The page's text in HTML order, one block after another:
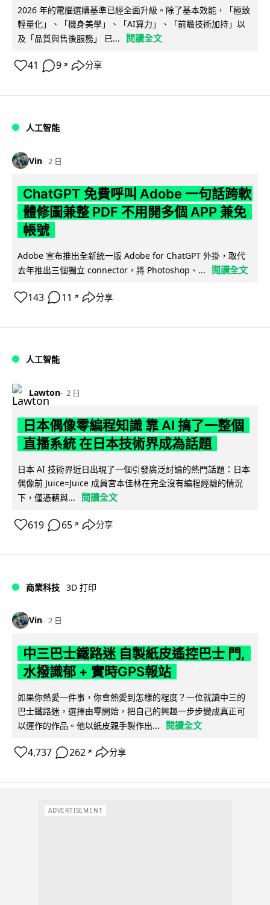
2026 年的電腦選購基準已經全面升級。除了基本效能，「極致
輕量化」、「機身美學」、「AI算力」、「前瞻技術加持」以
及「品質與售後服務」 已...
閱讀全文
41 9 ↗ 分享
人工智能
Vin 2 日
ChatGPT 免費呼叫 Adobe 一句話跨軟
體修圖兼整 PDF 不用開多個 APP 兼免
帳號
Adobe 宣布推出全新統一版 Adobe for ChatGPT 外掛，取代
去年推出三個獨立 connector，將 Photoshop、...
閱讀全文
143 11 ↗ 分享
人工智能
Lawton 2 日
日本偶像零編程知識 靠 AI 搞了一整個
直播系統 在日本技術界成為話題
日本 AI 技術界近日出現了一個引發廣泛討論的熱門話題：日本
偶像前 Juice=Juice 成員宮本佳林在完全沒有編程經驗的情況
下，僅憑藉與...
閱讀全文
619 65 ↗ 分享
商業科技 3D 打印
Vin 2 日
中三巴士鐵路迷 自製紙皮遙控巴士 門,
水撥識郁 + 實時GPS報站
如果你熱愛一件事，你會熱愛到怎樣的程度？一位就讀中三的
巴士鐵路迷，選擇由零開始，把自己的興趣一步步變成真正可
以運作的作品。他以紙皮親手製作出...
閱讀全文
4,737 262 ↗ 分享
ADVERTISEMENT